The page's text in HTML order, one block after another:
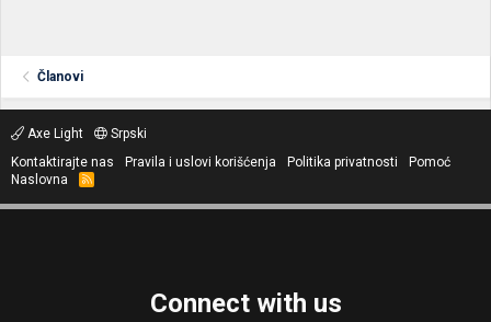
Članovi
Axe Light
Srpski
Kontaktirajte nas
Pravila i uslovi korišćenja Politika privatnosti
Pomoć
Naslovna
R
S
Connect with us